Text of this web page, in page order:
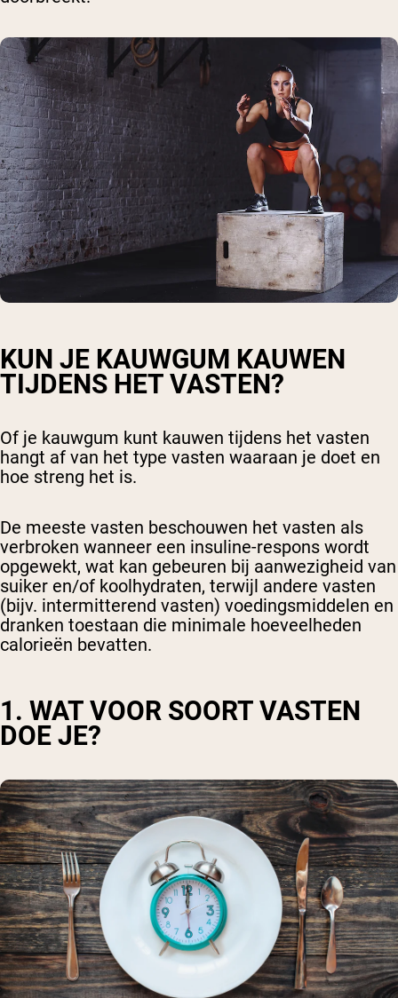
KUN JE KAUWGUM KAUWEN
TIJDENS HET VASTEN?
Of je kauwgum kunt kauwen tijdens het vasten
hangt af van het type vasten waaraan je doet en
hoe streng het is.
De meeste vasten beschouwen het vasten als
verbroken wanneer een insuline-respons wordt
opgewekt, wat kan gebeuren bij aanwezigheid van
suiker en/of koolhydraten, terwijl andere vasten
(bijv. intermitterend vasten) voedingsmiddelen en
dranken toestaan die minimale hoeveelheden
calorieën bevatten.
1. WAT VOOR SOORT VASTEN
DOE JE?